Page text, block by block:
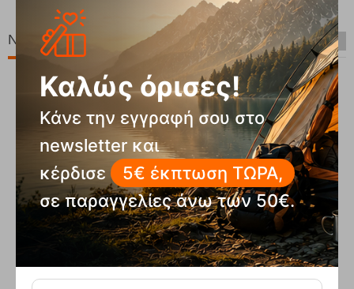
Νέες Παραλαβές
Compact Ocean Blue Τηλεσκοπικά Μπατόν Πεζ...
62,50 €
Καλώς όρισες!
Κάνε την εγγραφή σου στο
newsletter και
κέρδισε
5€ έκπτωση ΤΩΡΑ,
σε παραγγελίες άνω των 50€.